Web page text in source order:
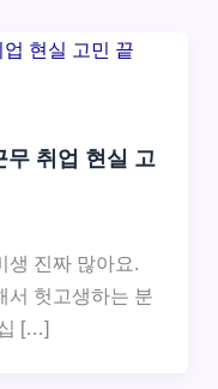
무 취업 현실 고
생 진짜 많아요.
서 헛고생하는 분
[…]